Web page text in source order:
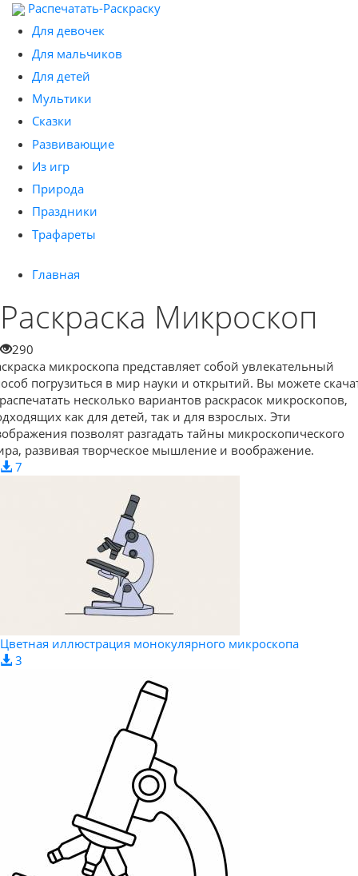
Распечатать-Раскраску
Для девочек
Для мальчиков
Для детей
Мультики
Сказки
Развивающие
Из игр
Природа
Праздники
Трафареты
Главная
Раскраска Микроскоп
290
микроскопа представляет собой увлекательный
погрузиться в мир науки и открытий. Вы можете
несколько вариантов раскрасок микроскопов,
как для детей, так и для взрослых. Эти
позволят разгадать тайны микроскопического
развивая творческое мышление и воображение.
7
Цветная иллюстрация монокулярного микроскопа
3